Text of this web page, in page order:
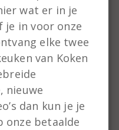
een tijd in het
er echt wel een
het vocht
in ieder
de pot staan.
Beantwoorden
wat er in je
je in voor onze
elke twee
van Koken
nieuwe
dan kun je je
onze betaalde